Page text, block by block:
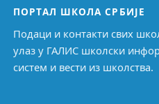
ПОРТАЛ ШКОЛА СРБИЈЕ
Подаци и контакти свих
улаз у ГАЛИС школски
систем и вести из школства.